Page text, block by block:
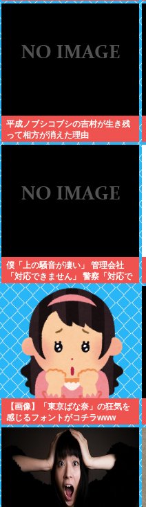
平成ノブシコブシの吉村が生き残
って相方が消えた理由
僕「上の騒音が凄い」 管理会社
「対応できません」 警察「対応で
きません」
【画像】「東京ばな奈」の狂気を
感じるフォントがコチラwww